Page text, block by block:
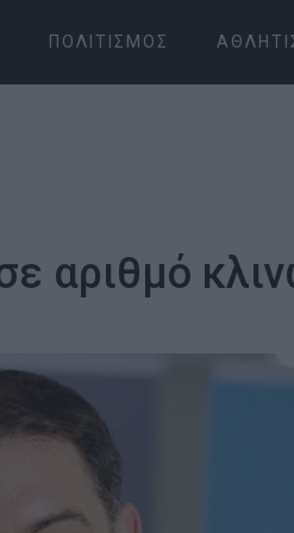
ΠΟΛΙΤΙΣΜΌΣ
αριθμό